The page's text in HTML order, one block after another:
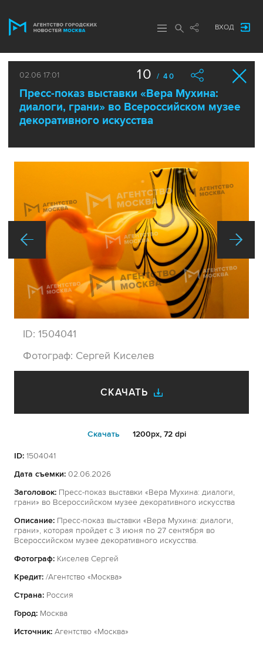
ВХОД
02.06 17:01
Пресс-показ выставки «Вера Мухина:
диалоги, грани» во Всероссийском музее
декоративного искусства
10 / 40
ID: 1504041
Фотограф: Сергей Киселев
СКАЧАТЬ
Cкачать 1200px, 72 dpi
ID: 1504041
Дата съемки: 02.06.2026
Заголовок: Пресс-показ выставки «Вера Мухина: диалоги,
грани» во Всероссийском музее декоративного искусства
Описание: Пресс-показ выставки «Вера Мухина: диалоги,
грани», которая пройдет с 3 июня по 27 сентября во
Всероссийском музее декоративного искусства.
Фотограф: Киселев Сергей
Кредит: /Агентство «Москва»
Страна: Россия
Город: Москва
Источник: Агентство «Москва»